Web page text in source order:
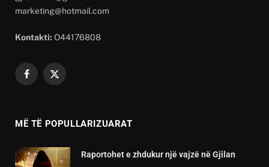
marketing@hotmail.com
Kontakti: O44176808
Facebook
X
MË TË POPULLARIZUARAT
Raportohet e zhdukur një vajzë në Gjilan